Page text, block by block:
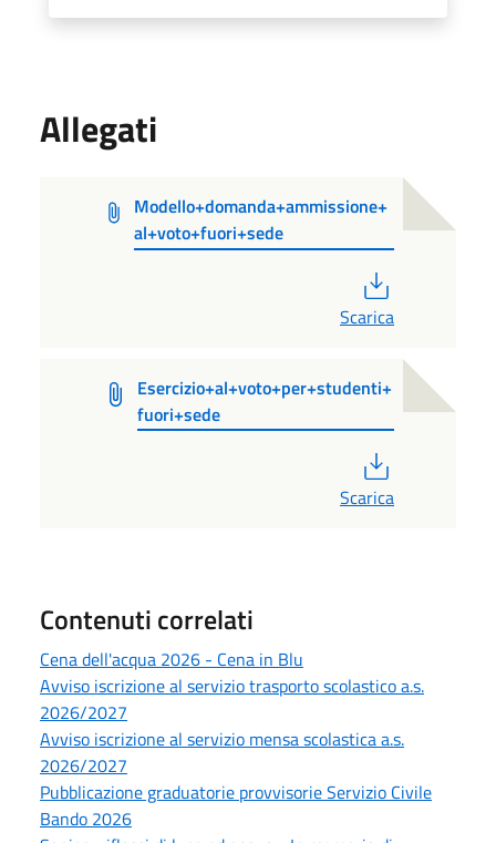
Allegati
Modello+domanda+ammissione+
al+voto+fuori+sede
Scarica
Esercizio+al+voto+per+studenti+
fuori+sede
Scarica
Contenuti correlati
Cena dell'acqua 2026 - Cena in Blu
Avviso iscrizione al servizio trasporto scolastico a.s.
2026/2027
Avviso iscrizione al servizio mensa scolastica a.s.
2026/2027
Pubblicazione graduatorie provvisorie Servizio Civile
Bando 2026